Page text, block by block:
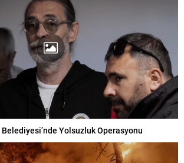
Yolsuzluk Operasyonu